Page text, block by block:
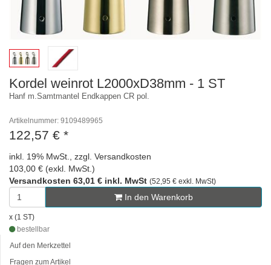
Kordel weinrot L2000xD38mm - 1 ST
Hanf m.Samtmantel Endkappen CR pol.
Artikelnummer: 9109489965
122,57 € *
inkl. 19% MwSt., zzgl. Versandkosten
103,00 € (exkl. MwSt.)
Versandkosten 63,01 € inkl. MwSt (52,95 € exkl. MwSt)
In den Warenkorb
x (1 ST)
bestellbar
Auf den Merkzettel
Fragen zum Artikel